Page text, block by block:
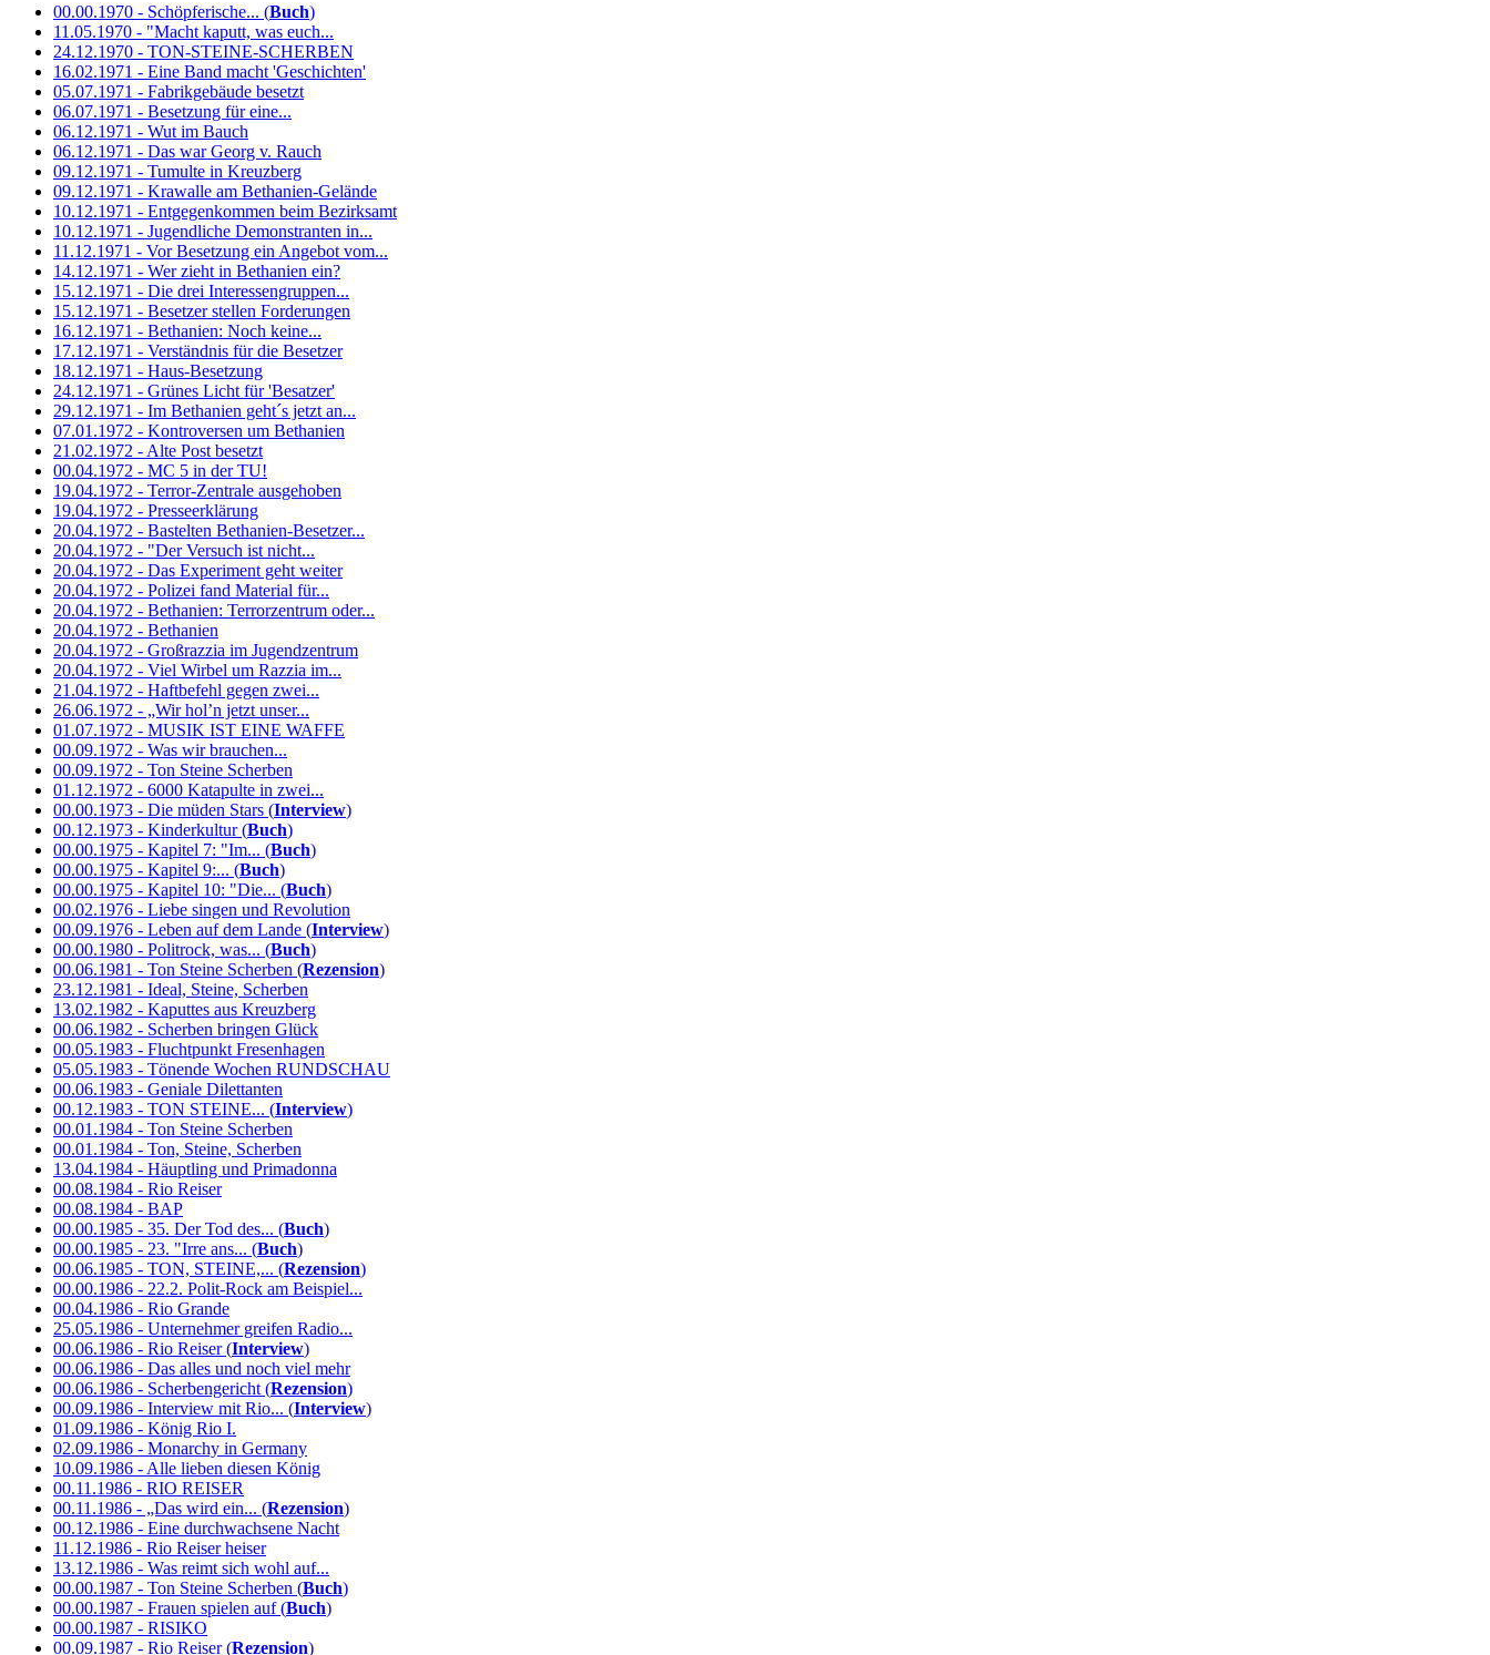
00.00.1970 - Schöpferische... (Buch)
11.05.1970 - "Macht kaputt, was euch...
24.12.1970 - TON-STEINE-SCHERBEN
16.02.1971 - Eine Band macht 'Geschichten'
05.07.1971 - Fabrikgebäude besetzt
06.07.1971 - Besetzung für eine...
06.12.1971 - Wut im Bauch
06.12.1971 - Das war Georg v. Rauch
09.12.1971 - Tumulte in Kreuzberg
09.12.1971 - Krawalle am Bethanien-Gelände
10.12.1971 - Entgegenkommen beim Bezirksamt
10.12.1971 - Jugendliche Demonstranten in...
11.12.1971 - Vor Besetzung ein Angebot vom...
14.12.1971 - Wer zieht in Bethanien ein?
15.12.1971 - Die drei Interessengruppen...
15.12.1971 - Besetzer stellen Forderungen
16.12.1971 - Bethanien: Noch keine...
17.12.1971 - Verständnis für die Besetzer
18.12.1971 - Haus-Besetzung
24.12.1971 - Grünes Licht für 'Besatzer'
29.12.1971 - Im Bethanien geht´s jetzt an...
07.01.1972 - Kontroversen um Bethanien
21.02.1972 - Alte Post besetzt
00.04.1972 - MC 5 in der TU!
19.04.1972 - Terror-Zentrale ausgehoben
19.04.1972 - Presseerklärung
20.04.1972 - Bastelten Bethanien-Besetzer...
20.04.1972 - "Der Versuch ist nicht...
20.04.1972 - Das Experiment geht weiter
20.04.1972 - Polizei fand Material für...
20.04.1972 - Bethanien: Terrorzentrum oder...
20.04.1972 - Bethanien
20.04.1972 - Großrazzia im Jugendzentrum
20.04.1972 - Viel Wirbel um Razzia im...
21.04.1972 - Haftbefehl gegen zwei...
26.06.1972 - „Wir hol’n jetzt unser...
01.07.1972 - MUSIK IST EINE WAFFE
00.09.1972 - Was wir brauchen...
00.09.1972 - Ton Steine Scherben
01.12.1972 - 6000 Katapulte in zwei...
00.00.1973 - Die müden Stars (Interview)
00.12.1973 - Kinderkultur (Buch)
00.00.1975 - Kapitel 7: "Im... (Buch)
00.00.1975 - Kapitel 9:... (Buch)
00.00.1975 - Kapitel 10: "Die... (Buch)
00.02.1976 - Liebe singen und Revolution
00.09.1976 - Leben auf dem Lande (Interview)
00.00.1980 - Politrock, was... (Buch)
00.06.1981 - Ton Steine Scherben (Rezension)
23.12.1981 - Ideal, Steine, Scherben
13.02.1982 - Kaputtes aus Kreuzberg
00.06.1982 - Scherben bringen Glück
00.05.1983 - Fluchtpunkt Fresenhagen
05.05.1983 - Tönende Wochen RUNDSCHAU
00.06.1983 - Geniale Dilettanten
00.12.1983 - TON STEINE... (Interview)
00.01.1984 - Ton Steine Scherben
00.01.1984 - Ton, Steine, Scherben
13.04.1984 - Häuptling und Primadonna
00.08.1984 - Rio Reiser
00.08.1984 - BAP
00.00.1985 - 35. Der Tod des... (Buch)
00.00.1985 - 23. "Irre ans... (Buch)
00.06.1985 - TON, STEINE,... (Rezension)
00.00.1986 - 22.2. Polit-Rock am Beispiel...
00.04.1986 - Rio Grande
25.05.1986 - Unternehmer greifen Radio...
00.06.1986 - Rio Reiser (Interview)
00.06.1986 - Das alles und noch viel mehr
00.06.1986 - Scherbengericht (Rezension)
00.09.1986 - Interview mit Rio... (Interview)
01.09.1986 - König Rio I.
02.09.1986 - Monarchy in Germany
10.09.1986 - Alle lieben diesen König
00.11.1986 - RIO REISER
00.11.1986 - „Das wird ein... (Rezension)
00.12.1986 - Eine durchwachsene Nacht
11.12.1986 - Rio Reiser heiser
13.12.1986 - Was reimt sich wohl auf...
00.00.1987 - Ton Steine Scherben (Buch)
00.00.1987 - Frauen spielen auf (Buch)
00.00.1987 - RISIKO
00.09.1987 - Rio Reiser (Rezension)